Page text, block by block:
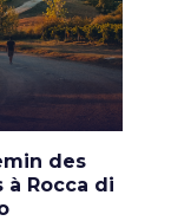
des
à Rocca di